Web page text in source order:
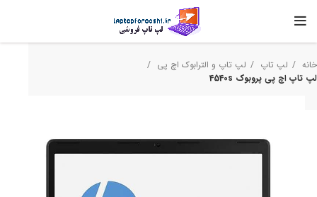
خانه لپ تاپ
لپ تاپ و الترابوک اچ‌ پی
لپ تاپ اچ پی پروبوک 4540s